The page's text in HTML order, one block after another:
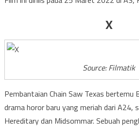
X
Source: Filmatik
Pembantaian Chain Saw Texas bertemu
drama horor baru yang meriah dari A24,
Hereditary dan Midsommar. Sebuah